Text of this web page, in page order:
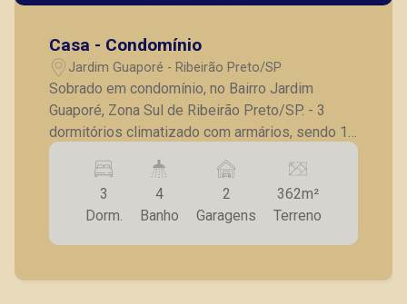
Casa - Condomínio
Jardim Guaporé - Ribeirão Preto/SP
Sobrado em condomínio, no Bairro Jardim
Guaporé, Zona Sul de Ribeirão Preto/SP. - 3
dormitórios climatizado com armários, sendo 1
suíte com closet; - Lavabo; - Sala para 2
ambientes com ventilador de teto, lustre e
adega; - Banheiro social; - Cozinha com armários
planejados, coifa, forno embutido e cooktop; -
Lavanderia com armários planejados; - Área
cooktop, ventilador de teto, luminária e pia de
3
Dorm.
4
Banho
2
Garagens
362m²
Terreno